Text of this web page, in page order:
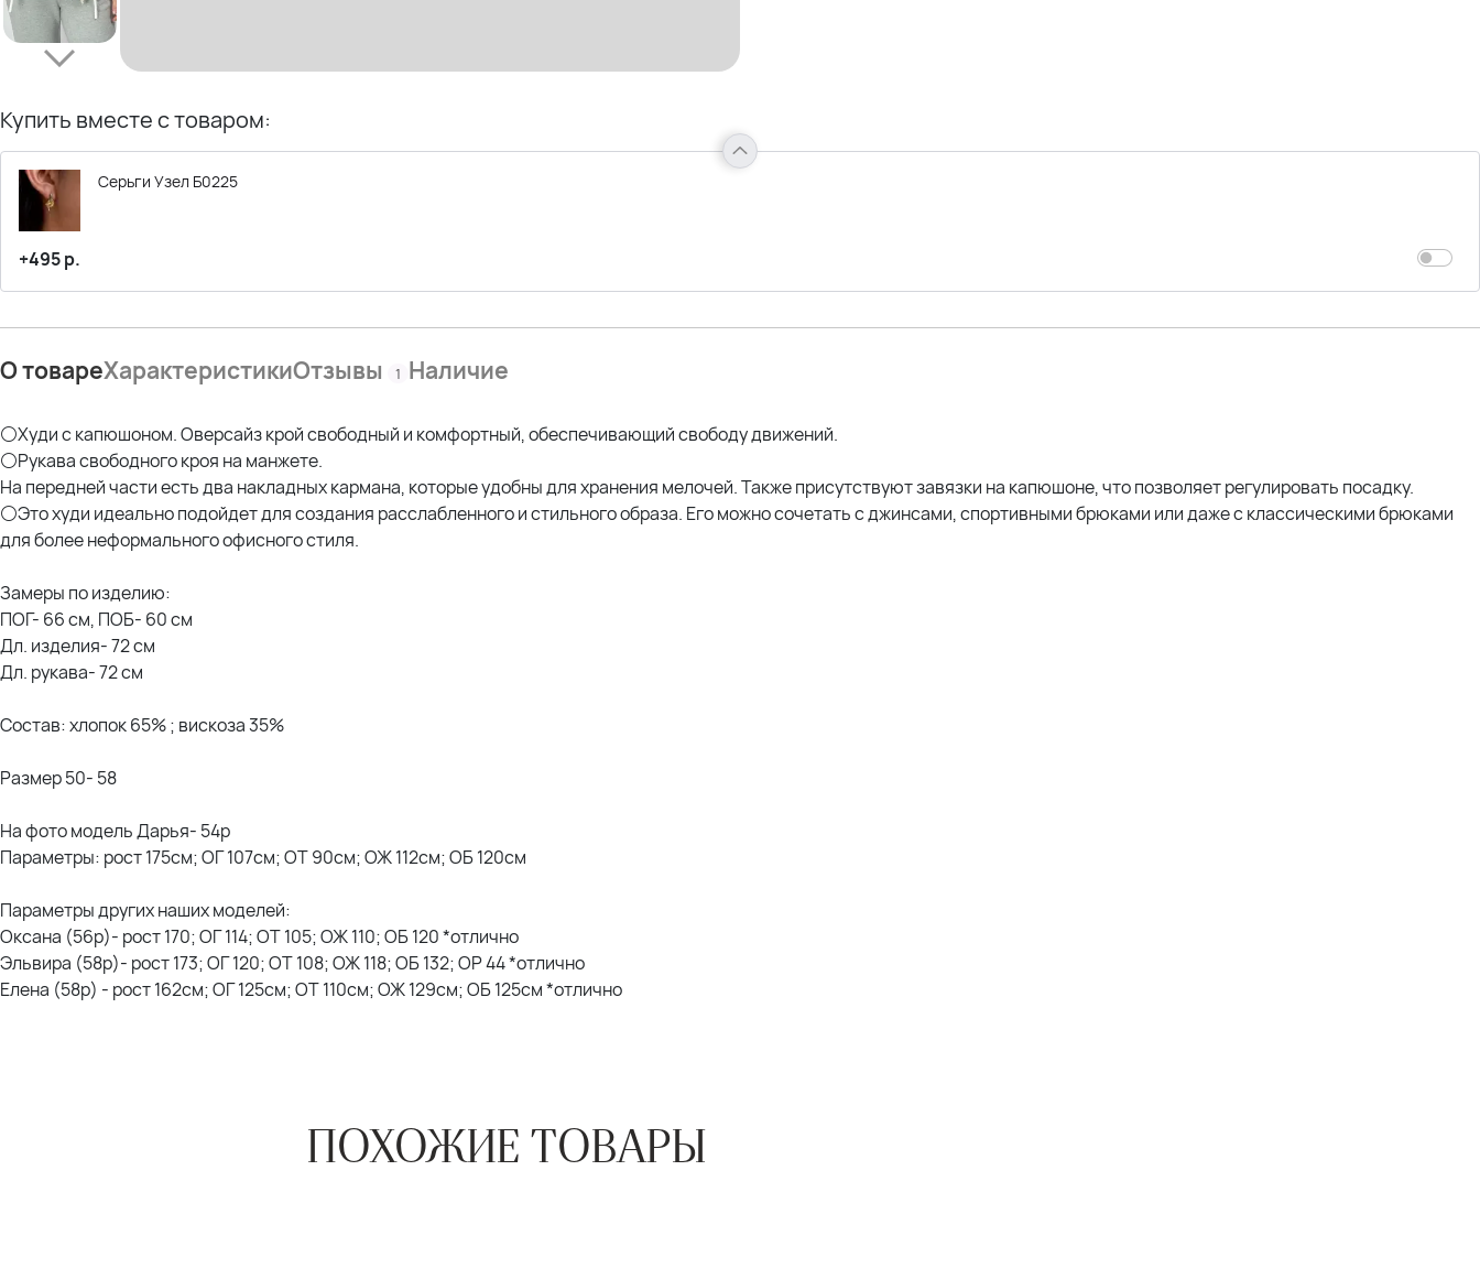
Купить вместе с товаром:
Серьги Узел Б0225
+495 р.
О товареХарактеристикиОтзывы 1 Наличие
⚪Худи с капюшоном. Оверсайз крой свободный и комфортный, обеспечивающий свободу движений.
⚪Рукава свободного кроя на манжете.
На передней части есть два накладных кармана, которые удобны для хранения мелочей. Также присутствуют завязки на капюшоне, что позволяет регулировать посадку.
⚪Это худи идеально подойдет для создания расслабленного и стильного образа. Его можно сочетать с джинсами, спортивными брюками или даже с классическими брюками
для более неформального офисного стиля.
Замеры по изделию:
ПОГ- 66 см, ПОБ- 60 см
Дл. изделия- 72 см
Дл. рукава- 72 см
Состав: хлопок 65% ; вискоза 35%
Размер 50- 58
На фото модель Дарья- 54р
Параметры: рост 175см; ОГ 107см; ОТ 90см; ОЖ 112см; ОБ 120см
Параметры других наших моделей:
Оксана (56р)- рост 170; ОГ 114; ОТ 105; ОЖ 110; ОБ 120 *отлично
Эльвира (58р)- рост 173; ОГ 120; ОТ 108; ОЖ 118; ОБ 132; ОР 44 *отлично
Елена (58р) - рост 162см; ОГ 125см; ОТ 110см; ОЖ 129см; ОБ 125см *отлично
ПОХОЖИЕ ТОВАРЫ